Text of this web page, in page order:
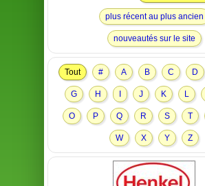
plus récent au plus ancien
nouveautés sur le site
Tout # A B C D
G H J K L
O P Q R S T
W X Y Z